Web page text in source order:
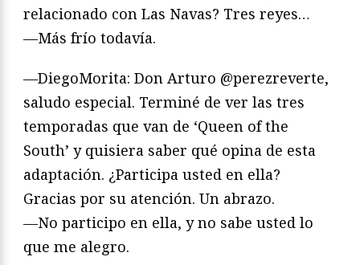
relacionado con Las Navas? Tres reyes…
—Más frío todavía.
—DiegoMorita: Don Arturo @perezreverte,
saludo especial. Terminé de ver las tres
temporadas que van de ‘Queen of the
South’ y quisiera saber qué opina de esta
adaptación. ¿Participa usted en ella?
Gracias por su atención. Un abrazo.
—No participo en ella, y no sabe usted lo
que me alegro.